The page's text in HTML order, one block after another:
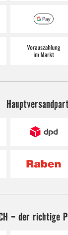
- der richtige